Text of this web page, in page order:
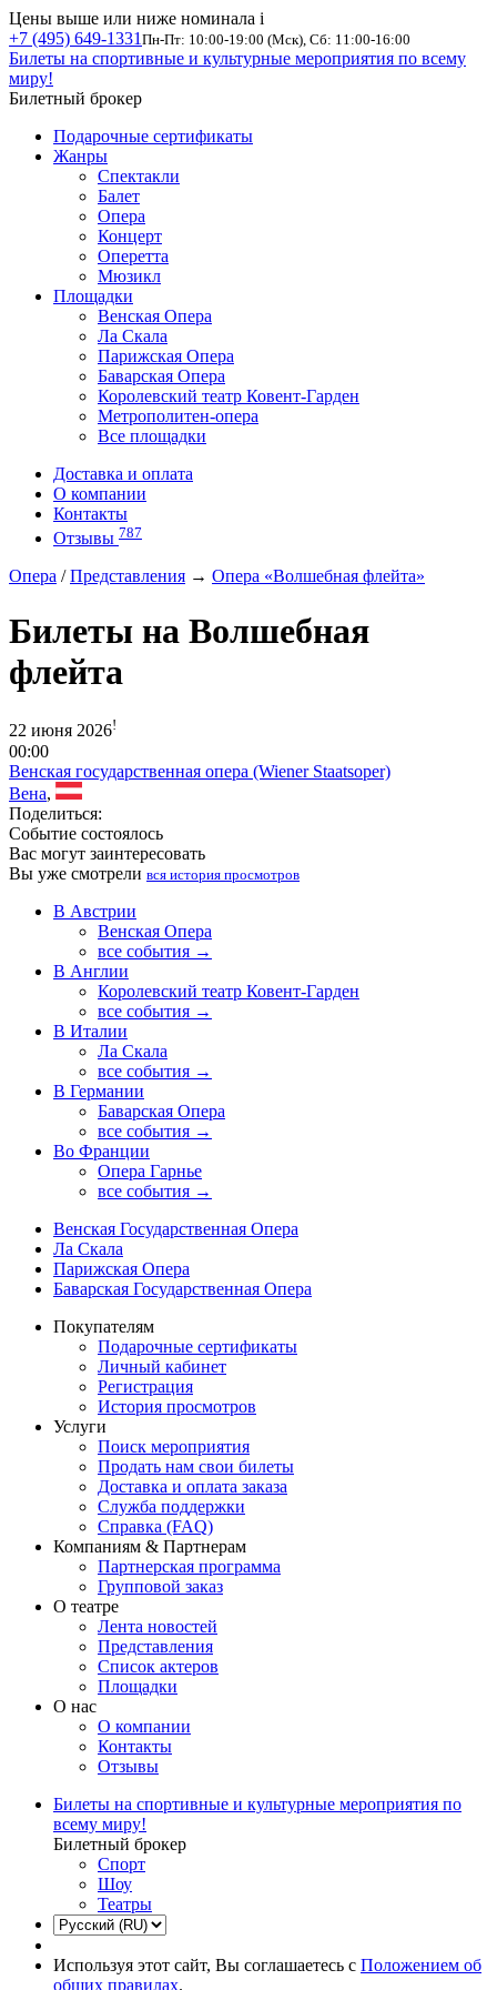
Цены выше или ниже номинала i
+7 (495) 649-1331 Пн-Пт: 10:00-19:00 (Мск), Сб: 11:00-16:00
Билеты на спортивные и культурные мероприятия по всему
миру!
Билетный брокер
Подарочные сертификаты
Жанры
Спектакли
Балет
Опера
Концерт
Оперетта
Мюзикл
Площадки
Венская Опера
Ла Скала
Парижская Опера
Баварская Опера
Королевский театр Ковент-Гарден
Метрополитен-опера
Все площадки
Доставка и оплата
О компании
Контакты
Отзывы 787
Опера /Представления → Опера «Волшебная флейта»
Билеты на Волшебная
флейта
22 июня 2026!
00:00
Венская государственная опера (Wiener Staatsoper)
Вена,
Поделиться:
Событие состоялось
Вас могут заинтересовать
Вы уже смотрели вся история просмотров
В Австрии
Венская Опера
все события →
В Англии
Королевский театр Ковент-Гарден
все события →
В Италии
Ла Скала
все события →
В Германии
Баварская Опера
все события →
Во Франции
Опера Гарнье
все события →
Венская Государственная Опера
Ла Скала
Парижская Опера
Баварская Государственная Опера
Покупателям
Подарочные сертификаты
Личный кабинет
Регистрация
История просмотров
Услуги
Поиск мероприятия
Продать нам свои билеты
Доставка и оплата заказа
Служба поддержки
Справка (FAQ)
Компаниям & Партнерам
Партнерская программа
Групповой заказ
О театре
Лента новостей
Представления
Список актеров
Площадки
О нас
О компании
Контакты
Отзывы
Билеты на спортивные и культурные мероприятия по
всему миру!
Билетный брокер
Спорт
Шоу
Театры
Используя этот сайт, Вы соглашаетесь с Положением об
общих правилах.